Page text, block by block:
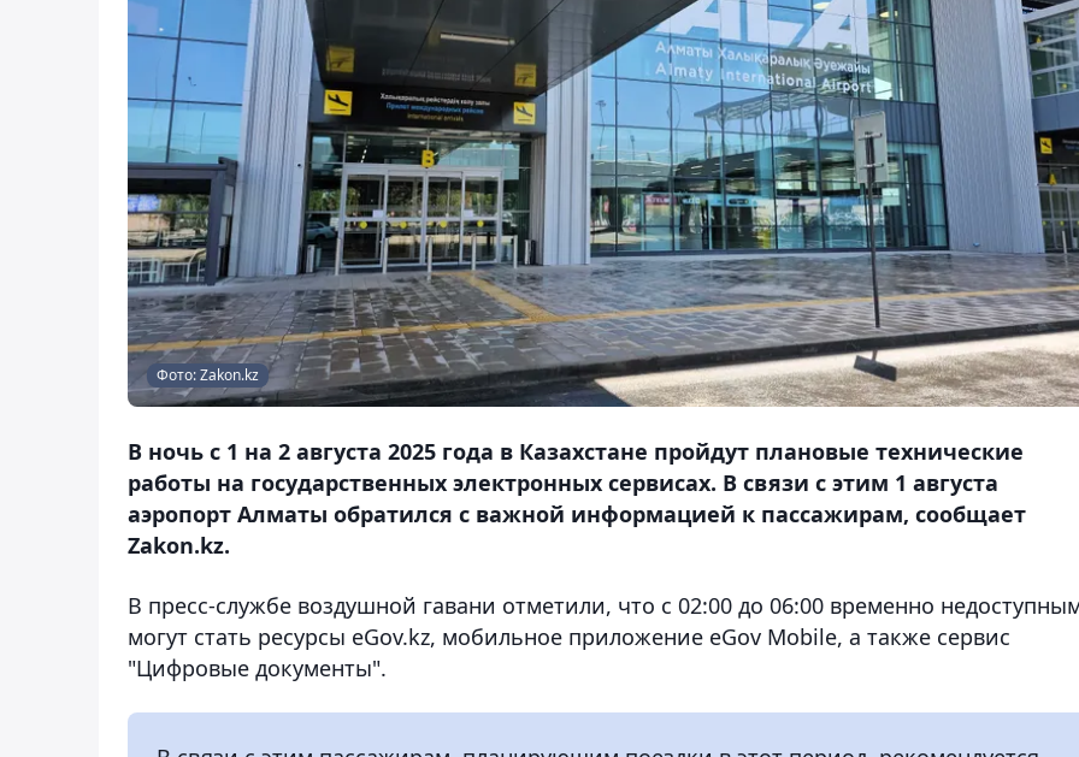
Фото: Zakon.kz
В ночь с 1 на 2 августа 2025 года в Казахстане пройдут плановые технические
работы на государственных электронных сервисах. В связи с этим 1 августа
аэропорт Алматы обратился с важной информацией к пассажирам, сообщает
Zakon.kz.
В пресс-службе воздушной гавани отметили, что с 02:00 до 06:00 временно
могут стать ресурсы eGov.kz, мобильное приложение eGov Mobile, а также сервис
"Цифровые документы".